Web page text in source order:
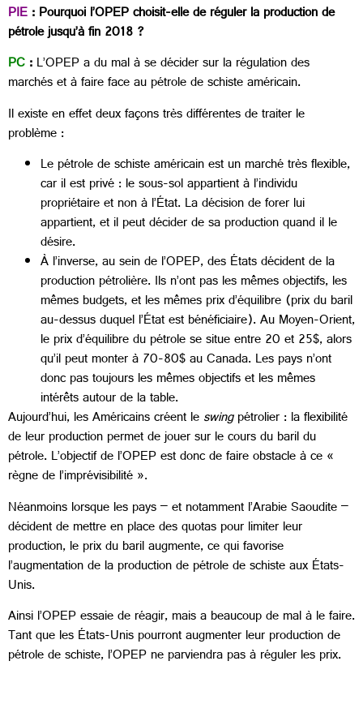
PIE: Pourquoi l’OPEP choisit-elle de réguler la production de
pétrole jusqu’à fin 2018 ?
PC:L’OPEP a du mal à se décider sur la régulation des
marchés et à faire face au pétrole de schiste américain.
Il existe en effet deux façons très différentes de traiter le
problème :
Le pétrole de schiste américain est un marché très flexible,
car il est privé : le sous-sol appartient à l’individu
propriétaire et non à l’État. La décision de forer lui
appartient, et il peut décider de sa production quand il le
désire.
À l’inverse, au sein de l’OPEP, des États décident de la
production pétrolière. Ils n’ont pas les mêmes objectifs, les
mêmes budgets, et les mêmes prix d’équilibre (prix du baril
au-dessus duquel l’État est bénéficiaire). Au Moyen-Orient,
le prix d’équilibre du pétrole se situe entre 20 et 25$, alors
qu’il peut monter à 70-80$ au Canada. Les pays n’ont
donc pas toujours les mêmes objectifs et les mêmes
intérêts autour de la table.
Aujourd’hui, les Américains créent leswingpétrolier : la flexibilité
de leur production permet de jouer sur le cours du baril du
pétrole. L’objectif de l’OPEP est donc de faire obstacle à ce «
règne de l’imprévisibilité ».
Néanmoins lorsque les pays – et notamment l’Arabie Saoudite –
décident de mettre en place des quotas pour limiter leur
production, le prix du baril augmente, ce qui favorise
l’augmentation de la production de pétrole de schiste aux États-
Unis.
Ainsi l’OPEP essaie de réagir, mais a beaucoup de mal à le faire.
Tant que les États-Unis pourront augmenter leur production de
pétrole de schiste, l’OPEP ne parviendra pas à réguler les prix.